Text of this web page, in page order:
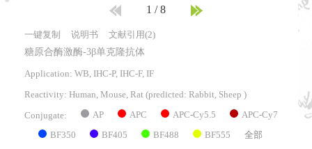
1 /8
一键复制 说明书 文献引用(2)
糖原合酶激酶-3β单克隆抗体
Application: WB, IHC-P, IHC-F, IF
Reactivity: Human, Mouse, Rat (predicted: Rabbit, Sheep )
Conjugate: AP APC APC-Cy5.5 APC-Cy7
BF350 BF405 BF488 BF555 全部